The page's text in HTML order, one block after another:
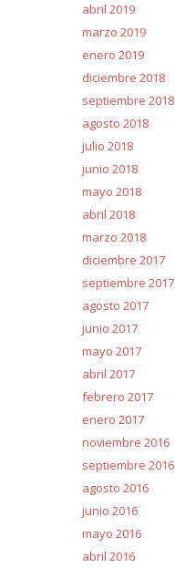
abril 2019
marzo 2019
enero 2019
diciembre 2018
septiembre 2018
agosto 2018
julio 2018
junio 2018
mayo 2018
abril 2018
marzo 2018
diciembre 2017
septiembre 2017
agosto 2017
junio 2017
mayo 2017
abril 2017
febrero 2017
enero 2017
noviembre 2016
septiembre 2016
agosto 2016
junio 2016
mayo 2016
abril 2016